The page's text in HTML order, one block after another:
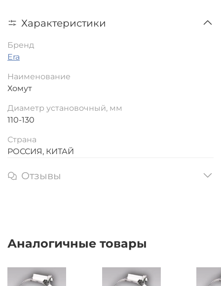
Характеристики
Бренд
Era
Наименование
Хомут
Диаметр установочный, мм
110-130
Страна
РОССИЯ, КИТАЙ
Отзывы
Аналогичные товары